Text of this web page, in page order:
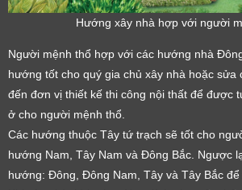
Hướng xây nhà hợp với người
Người mệnh thổ hợp với các hướng nhà
hướng tốt cho quý gia chủ xây nhà hoặc sửa
đến đơn vị thiết kế thi công nội thất để được
ở cho người mệnh thổ.
Các hướng thuộc Tây tứ trạch sẽ tốt cho
hướng Nam, Tây Nam và Đông Bắc. Ngược
hướng: Đông, Đông Nam, Tây và Tây Bắc để